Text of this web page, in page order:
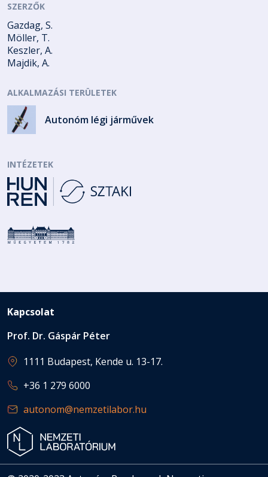
SZERZŐK
Gazdag, S.
Möller, T.
Keszler, A.
Majdik, A.
ALKALMAZÁSI TERÜLETEK
Autonóm légi járművek
INTÉZETEK
Kapcsolat
Prof. Dr. Gáspár Péter
1111 Budapest, Kende u. 13-17.
+36 1 279 6000
autonom@nemzetilabor.hu